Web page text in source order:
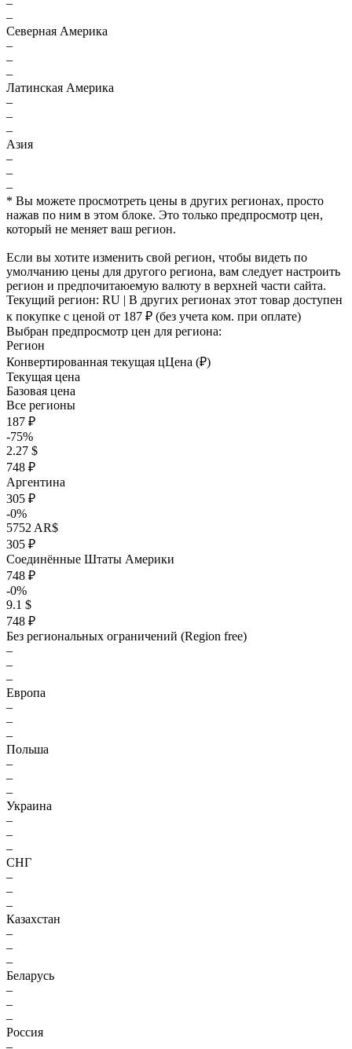
–
–
Северная Америка
–
–
–
Латинская Америка
–
–
–
Азия
–
–
–
* Вы можете просмотреть цены в других регионах, просто
нажав по ним в этом блоке. Это только предпросмотр цен,
который не меняет ваш регион.
Если вы хотите изменить свой регион, чтобы видеть по
умолчанию цены для другого региона, вам следует настроить
регион и предпочитаюемую валюту в верхней части сайта.
Текущий регион: RU | В других регионах этот товар доступен
к покупке с ценой от 187 ₽ (без учета ком. при оплате)
Выбран предпросмотр цен для региона:
Регион
Конвертированная текущая цЦена (₽)
Текущая цена
Базовая цена
Все регионы
187 ₽
-75%
2.27 $
748 ₽
Аргентина
305 ₽
-0%
5752 AR$
305 ₽
Соединённые Штаты Америки
748 ₽
-0%
9.1 $
748 ₽
Без региональных ограничений (Region free)
–
–
–
Европа
–
–
–
Польша
–
–
–
Украина
–
–
–
СНГ
–
–
–
Казахстан
–
–
–
Беларусь
–
–
–
Россия
–